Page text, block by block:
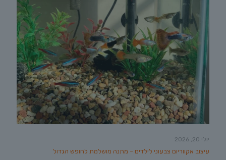
יולי 20, 2026
עיצוב אקווריום צבעוני לילדים – מתנה מושלמת לחופש הגדול